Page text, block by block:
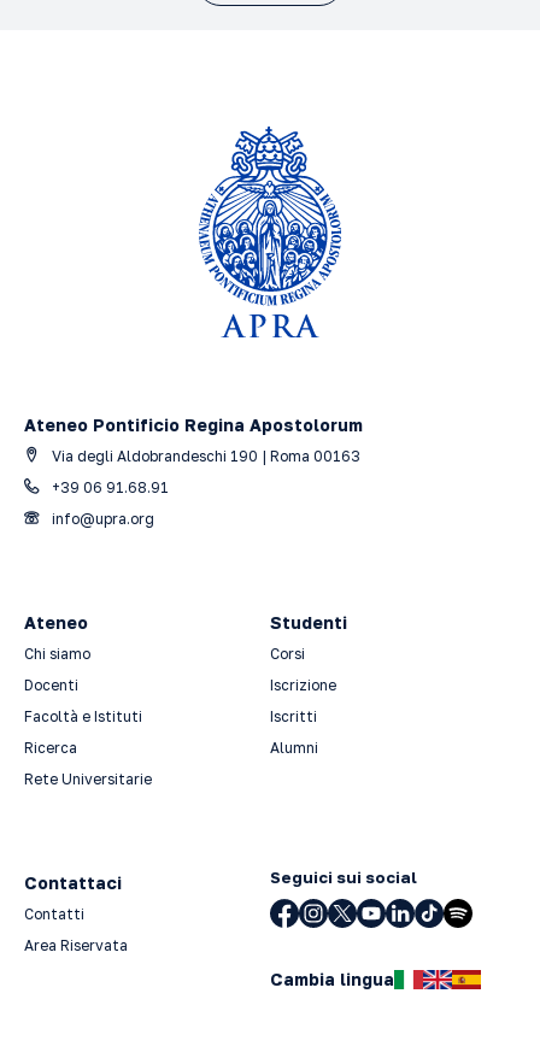
Ateneo Pontificio Regina Apostolorum
Via degli Aldobrandeschi 190 | Roma 00163
+39 06 91.68.91
info@upra.org
Ateneo
Chi siamo
Docenti
Facoltà e Istituti
Ricerca
Rete Universitarie
Studenti
Corsi
Iscrizione
Iscritti
Alumni
Contattaci
Contatti
Area Riservata
Seguici sui social
Cambia lingua